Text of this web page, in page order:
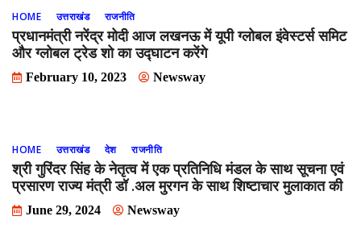
HOME उत्तराखंड राजनीति
प्रधानमंत्री नरेंद्र मोदी आज लखनऊ में यूपी ग्लोबल इंवेस्टर्स समिट
और ग्लोबल ट्रेड शो का उद्घाटन करेंगे
February 10, 2023 Newsway
HOME उत्तराखंड देश राजनीति
श्री गुरिंदर सिंह के नेतृत्व में एक प्रतिनिधि मंडल के साथ सूचना एवं
प्रसारण राज्य मंत्री डॉ .अल मुरगन के साथ शिष्टाचार मुलाकात की
June 29, 2024 Newsway